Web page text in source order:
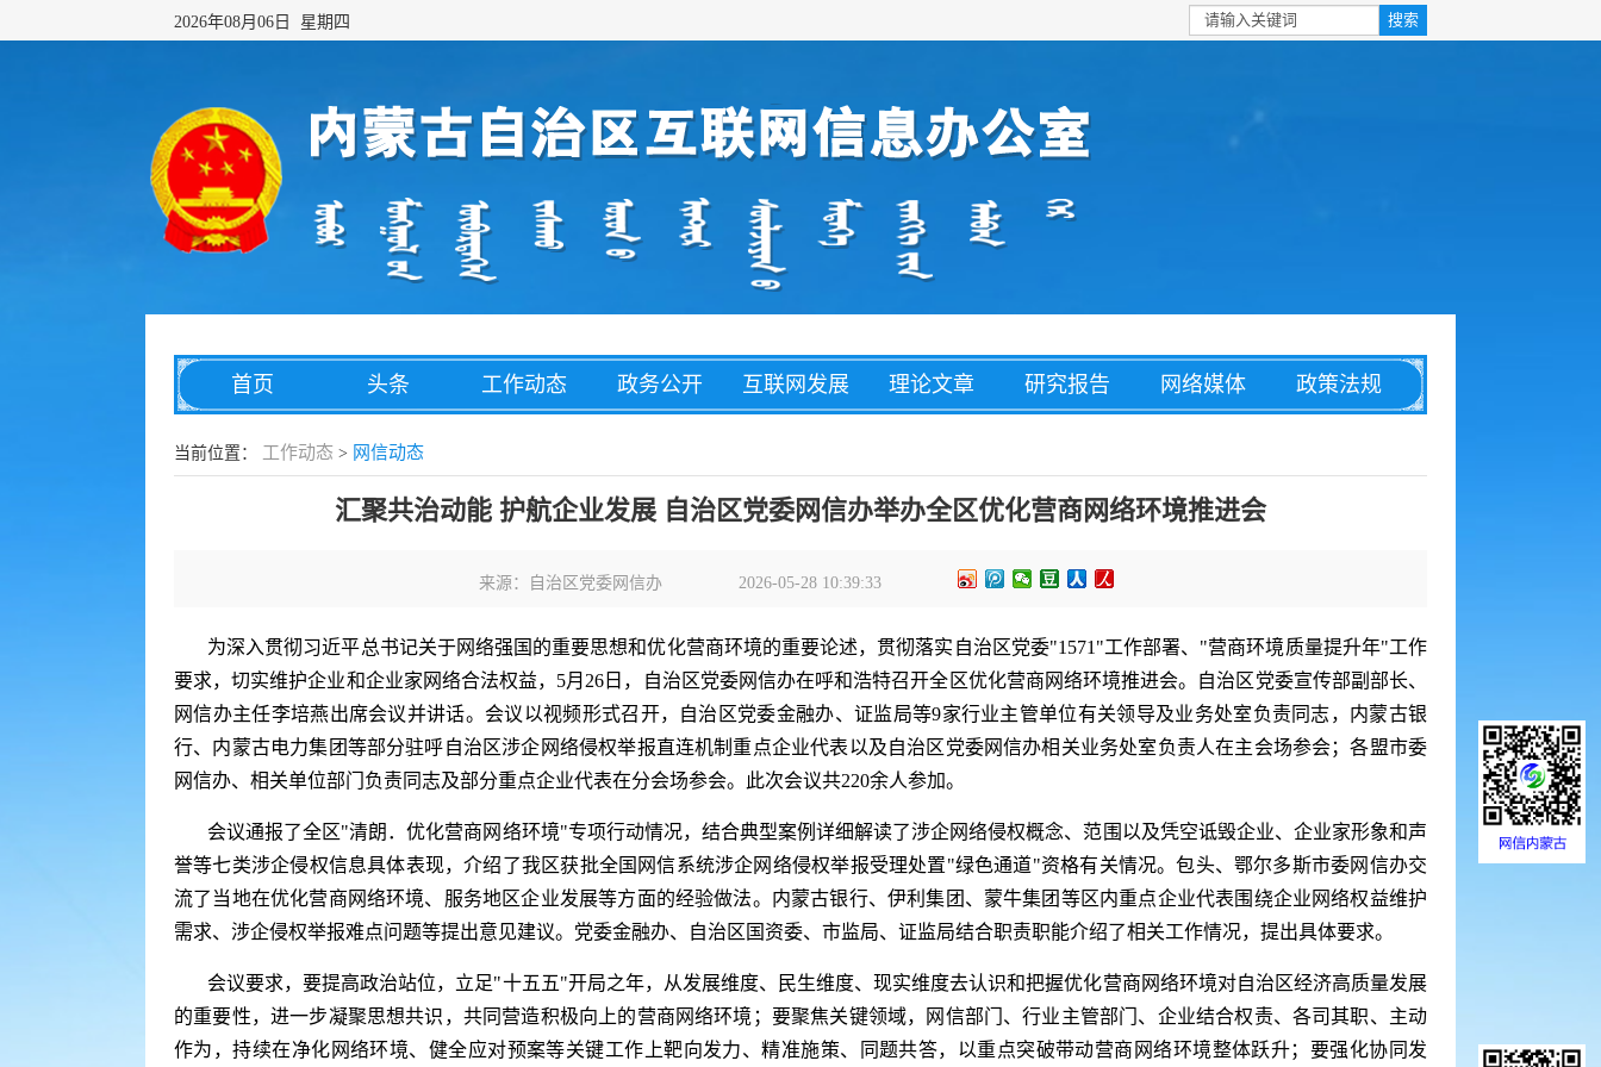
2026年08月06日 星期四
首页 头条 工作动态 政务公开 互联网发展 理论文章 研究报告 网络媒体 政策法规
网络传播 综合治理
骗
当前位置： 工作动态 > 网信动态
汇聚共治动能 护航企业发展 自治区党委网信办举办全区优化营商网络环境推进会
来源：自治区党委网信办 2026-05-28 10:39:33
为深入贯彻习近平总书记关于网络强国的重要思想和优化营商环境的重要论述，贯彻落实自治区党委"1571"工作部署、"营商环境质量提升年"工作
要求，切实维护企业和企业家网络合法权益，5月26日，自治区党委网信办在呼和浩特召开全区优化营商网络环境推进会。自治区党委宣传部副部长、
网信办主任李培燕出席会议并讲话。会议以视频形式召开，自治区党委金融办、证监局等9家行业主管单位有关领导及业务处室负责同志，内蒙古银
行、内蒙古电力集团等部分驻呼自治区涉企网络侵权举报直连机制重点企业代表以及自治区党委网信办相关业务处室负责人在主会场参会；各盟市委
网信办、相关单位部门负责同志及部分重点企业代表在分会场参会。此次会议共220余人参加。
会议通报了全区"清朗．优化营商网络环境"专项行动情况，结合典型案例详细解读了涉企网络侵权概念、范围以及凭空诋毁企业、企业家形象和声
誉等七类涉企侵权信息具体表现，介绍了我区获批全国网信系统涉企网络侵权举报受理处置"绿色通道"资格有关情况。包头、鄂尔多斯市委网信办交
流了当地在优化营商网络环境、服务地区企业发展等方面的经验做法。内蒙古银行、伊利集团、蒙牛集团等区内重点企业代表围绕企业网络权益维护
需求、涉企侵权举报难点问题等提出意见建议。党委金融办、自治区国资委、市监局、证监局结合职责职能介绍了相关工作情况，提出具体要求。
会议要求，要提高政治站位，立足"十五五"开局之年，从发展维度、民生维度、现实维度去认识和把握优化营商网络环境对自治区经济高质量发展
的重要性，进一步凝聚思想共识，共同营造积极向上的营商网络环境；要聚焦关键领域，网信部门、行业主管部门、企业结合权责、各司其职、主动
作为，持续在净化网络环境、健全应对预案等关键工作上靶向发力、精准施策、同题共答，以重点突破带动营商网络环境整体跃升；要强化协同发